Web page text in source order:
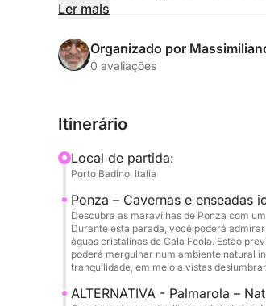
panorâmico pela ilha os aguarda,
enseadas escondidas. Durante a
Os amplos espaços do iate,
para encerrar o dia, criando uma
Conforto, design e tecnologia se
ideal para grupos de até 12
combina perfeitamente
fortalecer a equipe e deixar uma
Ler mais
Organizado por
0 avaliações
Itinerário
Local de partida:
Porto Badino, Italia
Ponza – Cavernas e enseadas
Descubra as maravilhas de Ponza com
Durante esta parada, você poderá
águas cristalinas de Cala Feola. Estão
poderá mergulhar num ambiente natural
tranquilidade, em meio a vistas
ALTERNATIVA - Palmarola –